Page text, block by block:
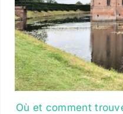
Où et comment